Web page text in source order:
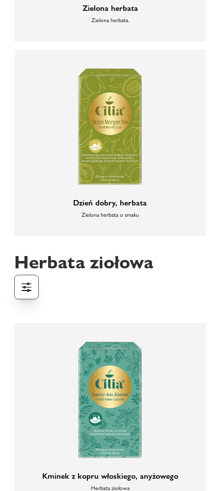
Zielona herbata
Zielona herbata.
Dzień dobry, herbata
Zielona herbata o smaku
Herbata ziołowa
Kminek z kopru włoskiego, anyżowego
Herbata ziołowa